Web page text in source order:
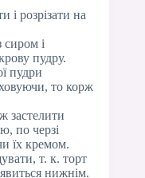
і розрізати на
сиром і
пудру.
пудри
то корж
застелити
по черзі
їх кремом.
т. к. торт
нижнім.